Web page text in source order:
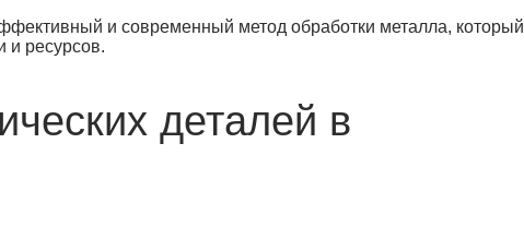
и современный метод обработки металла, который
и ресурсов.
деталей в